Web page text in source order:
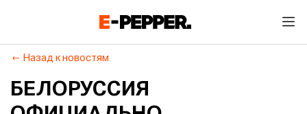
Назад к новостям
БЕЛОРУССИЯ